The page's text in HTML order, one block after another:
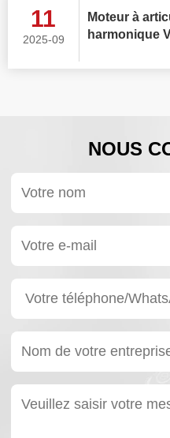
11
2025-09
Moteur à
harmonique
NOUS